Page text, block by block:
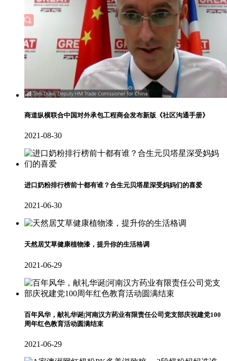
商道纵横联合中国对外承包工程商会发布新版《社区沟通手册》
2021-08-30
进口奶粉排行榜前十都有谁？合生元贝塔星深受妈妈们的喜爱
2021-06-30
天然居艾草健康植物漆，提升你的生活格调
2021-06-29
百年风华，献礼华诞|河南汉方药业有限责任公司党支部庆祝建党100
周年红色教育活动圆满结束
2021-06-29